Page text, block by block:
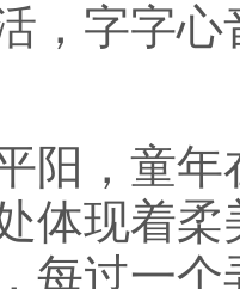
，字字
，童年
体现着
每过一